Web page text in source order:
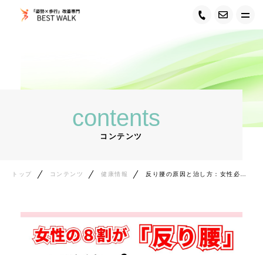
BEST WALK について
サービス紹介
料金システム
ご利用者データ
contents
コンテンツ
トップ コンテンツ 健康情報